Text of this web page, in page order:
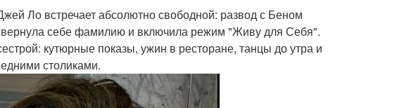
Ло встречает абсолютно свободной: развод с Беном
себе фамилию и включила режим "Живу для Себя".
кутюрные показы, ужин в ресторане, танцы до утра и
столиками.